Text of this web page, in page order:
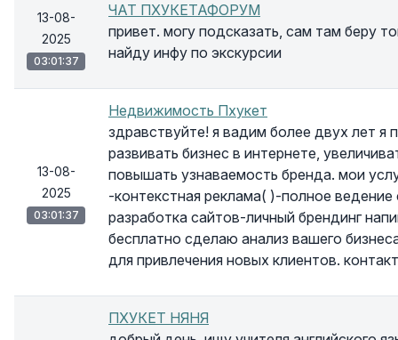
13-08-
2025
03:01:37
ЧАТ ПХУКЕТАФОРУМ
привет. могу подсказать, сам там беру
найду инфу по экскурсии
13-08-
2025
03:01:37
Недвижимость Пхукет
здравствуйте! я вадим более двух лет
развивать бизнес в интернете,
повышать узнаваемость бренда. мои
-контекстная реклама( )-полное
разработка сайтов-личный брендинг
бесплатно сделаю анализ вашего
для привлечения новых клиентов.
ПХУКЕТ НЯНЯ